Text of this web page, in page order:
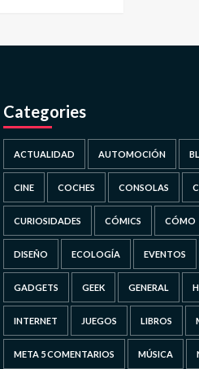
Categories
ACTUALIDAD AUTOMOCIÓN
CINE COCHES CONSOLAS
CURIOSIDADES CÓMICS CÓMO
DISEÑO ECOLOGÍA EVENTOS
GADGETS GEEK GENERAL
INTERNET JUEGOS LIBROS
META 5 COMENTARIOS MÚSICA